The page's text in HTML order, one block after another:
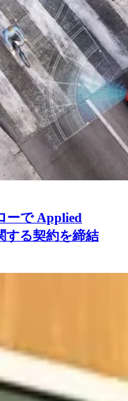
ーで Applied
る契約を締結